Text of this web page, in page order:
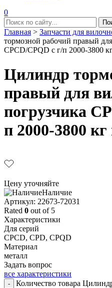
0
Главная > Запчасти для
тормозной рабочий правый
CPCD/CPQD с г/п 2000-3800
Цилиндр
правый для
погрузчика
п 2000-3800
Цену уточняйте
Наличие
Aртикул: 22673-72031
Rated 0 out of 5
Характеристики
Для серий
CPCD, CPD, CPQD
Материал
металл
Задать вопрос
все характеристики
-
Количество товара